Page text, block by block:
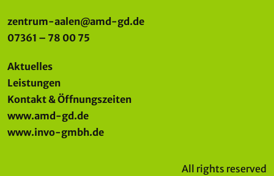
zentrum-aalen@amd-gd.de
07361 – 78 00 75
Aktuelles
Leistungen
Kontakt & Öffnungszeiten
www.amd-gd.de
www.invo-gmbh.de
All rights reserved